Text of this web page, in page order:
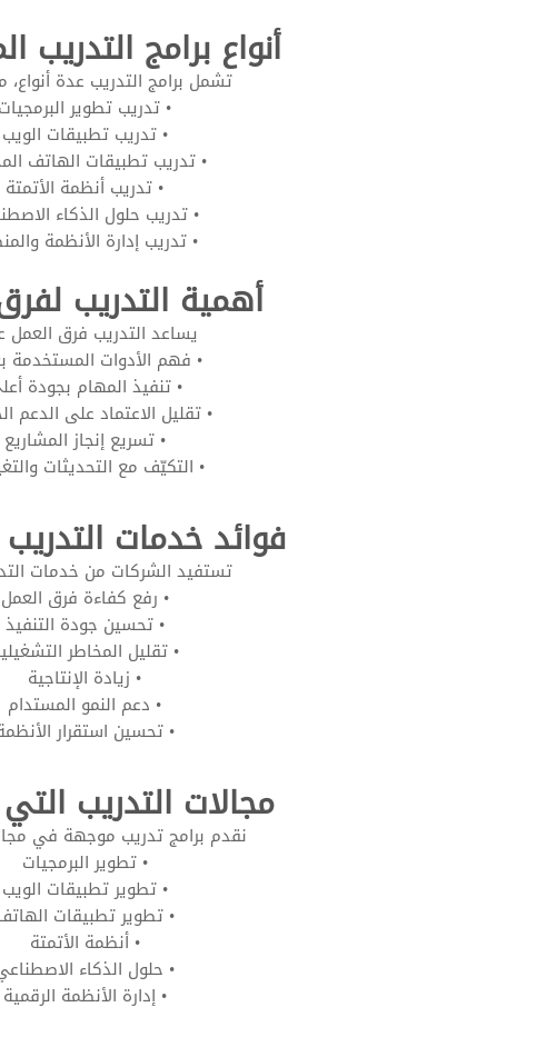
أنواع برامج التدريب
تشمل برامج التدريب عدة أنواع،
• تدريب تطوير البرمجيات
• تدريب تطبيقات الويب
• تدريب تطبيقات الهاتف
• تدريب أنظمة الأتمتة
• تدريب حلول الذكاء
• تدريب إدارة الأنظمة
أهمية التدريب
يساعد التدريب فرق العمل
• فهم الأدوات المستخدمة
• تنفيذ المهام بجودة
• تقليل الاعتماد على الدعم
• تسريع إنجاز المشاريع
• التكيّف مع التحديثات
فوائد خدمات
تستفيد الشركات من خدمات
• رفع كفاءة فرق العمل
• تحسين جودة التنفيذ
• تقليل المخاطر
• زيادة الإنتاجية
• دعم النمو المستدام
• تحسين استقرار
مجالات التدريب
نقدم برامج تدريب موجهة في
• تطوير البرمجيات
• تطوير تطبيقات الويب
• تطوير تطبيقات
• أنظمة الأتمتة
• حلول الذكاء
• إدارة الأنظمة الرقمية